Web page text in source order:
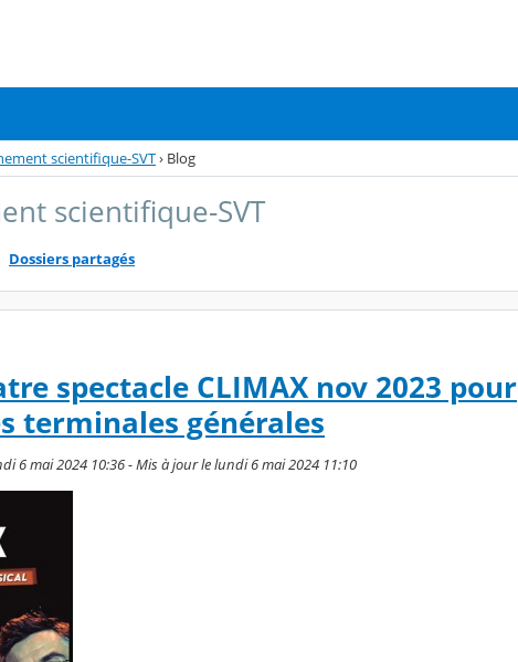
scientifique-SVT› Blog
scientifique-SVT
Dossiers partagés
spectacle CLIMAX nov 2023 pour
terminales générales
6 mai 2024 10:36 - Mis à jour le lundi 6 mai 2024 11:10